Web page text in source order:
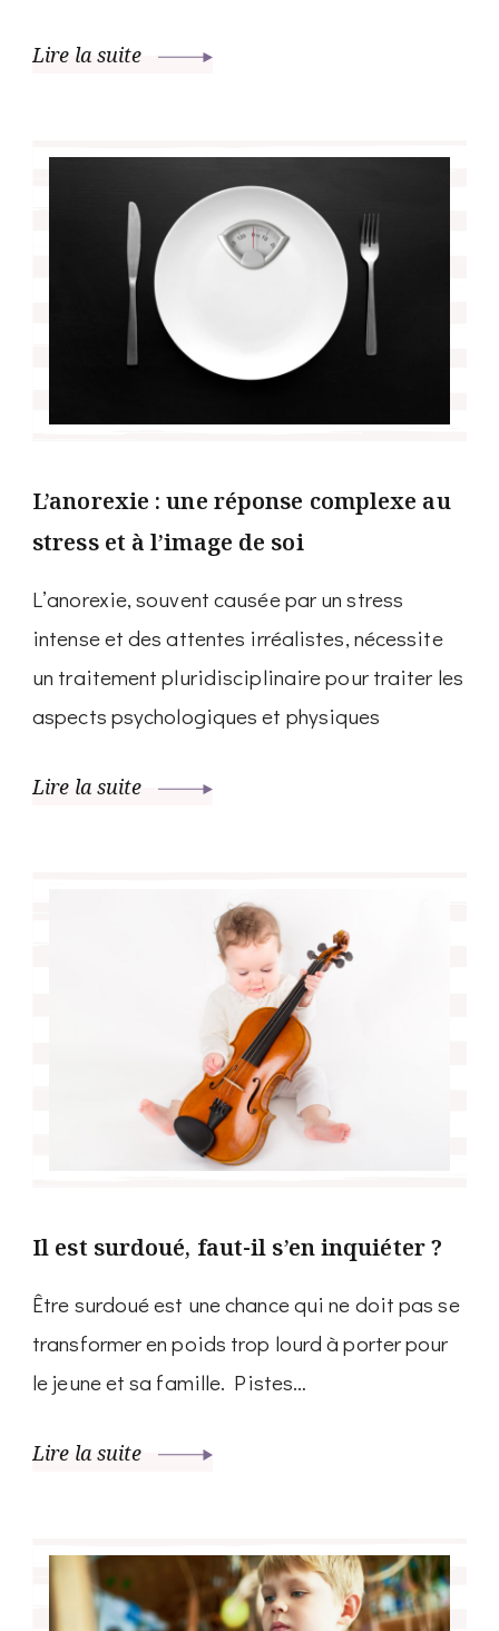
Lire la suite
L’anorexie : une réponse complexe au
stress et à l’image de soi
L’anorexie, souvent causée par un stress
intense et des attentes irréalistes, nécessite
un traitement pluridisciplinaire pour traiter les
aspects psychologiques et physiques
Lire la suite
Il est surdoué, faut-il s’en inquiéter ?
Être surdoué est une chance qui ne doit pas se
transformer en poids trop lourd à porter pour
le jeune et sa famille. Pistes…
Lire la suite